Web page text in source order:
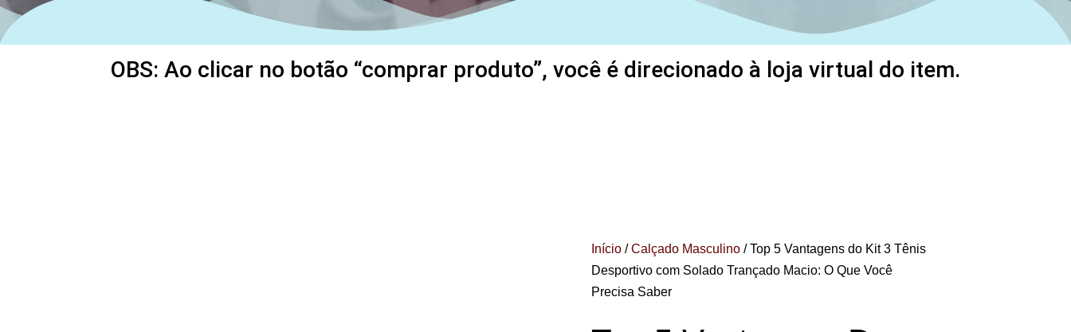
OBS: Ao clicar no botão “comprar produto”, você é direcionado à loja virtual do item.
Início /Calçado Masculino / Top 5 Vantagens do Kit 3 Tênis
Desportivo com Solado Trançado Macio: O Que Você
Precisa Saber